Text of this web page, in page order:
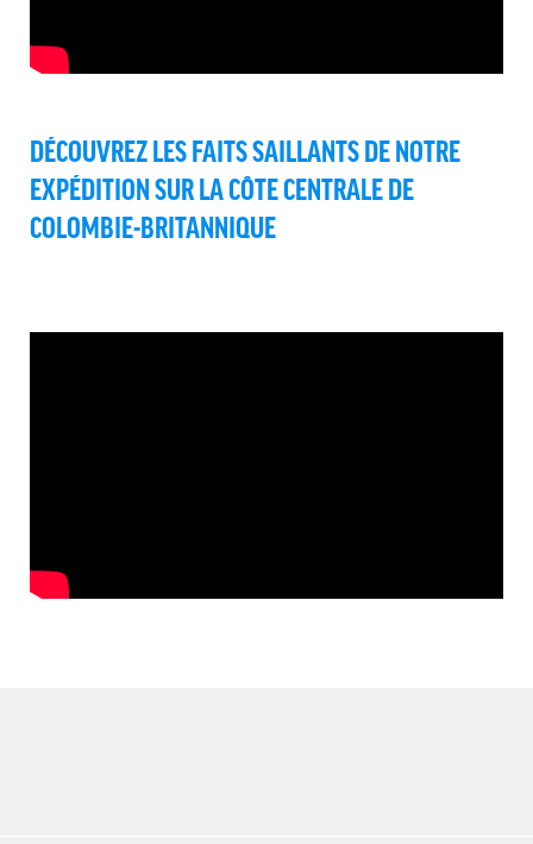
DÉCOUVREZ LES FAITS SAILLANTS DE NOTRE
EXPÉDITION SUR LA CÔTE CENTRALE DE
COLOMBIE-BRITANNIQUE